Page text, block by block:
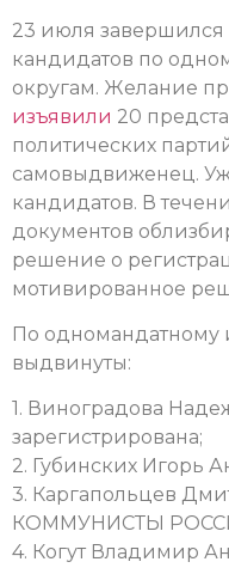
23 июля
кандидатов по
округам. Желание
изъявили 20
политических
самовыдвиженец.
кандидатов. В
документов
решение о
мотивированное
По одномандатному
выдвинуты:
1. Виноградова
зарегистрирована;
2. Губинских
3. Каргапольцев
КОММУНИСТЫ
4. Когут Владимир